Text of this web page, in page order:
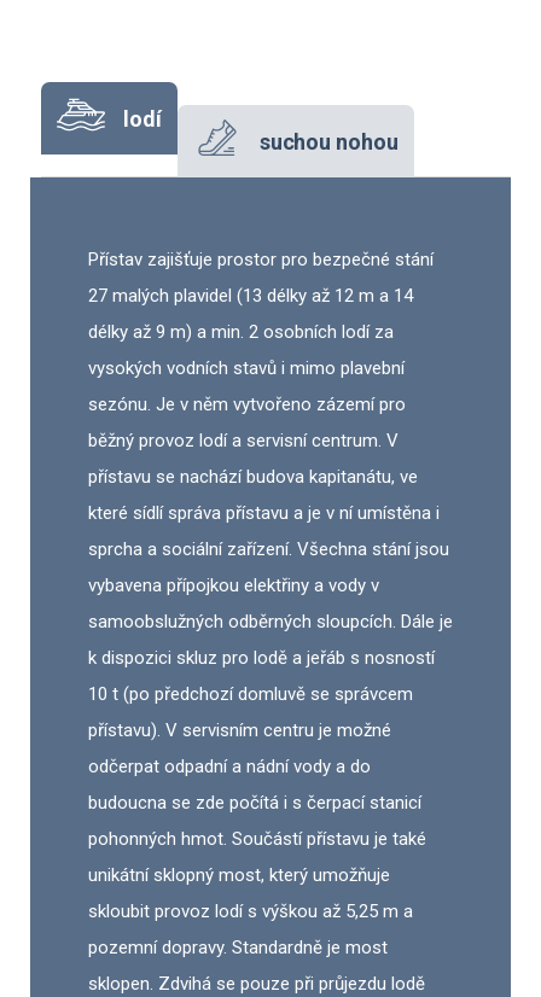
lodí
suchou nohou
Přístav zajišťuje prostor pro bezpečné stání
27 malých plavidel (13 délky až 12 m a 14
délky až 9 m) a min. 2 osobních lodí za
vysokých vodních stavů i mimo plavební
sezónu. Je v něm vytvořeno zázemí pro
běžný provoz lodí a servisní centrum. V
přístavu se nachází budova kapitanátu, ve
které sídlí správa přístavu a je v ní umístěna i
sprcha a sociální zařízení. Všechna stání jsou
vybavena přípojkou elektřiny a vody v
samoobslužných odběrných sloupcích. Dále je
k dispozici skluz pro lodě a jeřáb s nosností
10 t (po předchozí domluvě se správcem
přístavu). V servisním centru je možné
odčerpat odpadní a nádní vody a do
budoucna se zde počítá i s čerpací stanicí
pohonných hmot. Součástí přístavu je také
unikátní sklopný most, který umožňuje
skloubit provoz lodí s výškou až 5,25 m a
pozemní dopravy. Standardně je most
sklopen. Zdvihá se pouze při průjezdu lodě